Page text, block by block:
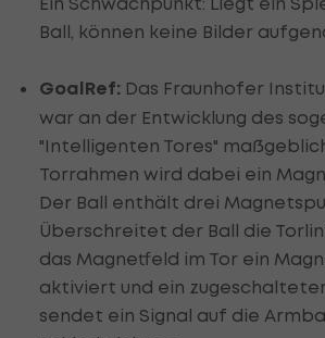
Ball, können keine Bilder
GoalRef: Das Fraunhofer
war an der Entwicklung des
"Intelligenten Tores"
Torrahmen wird dabei ein
Der Ball enthält drei
Überschreitet der Ball die
das Magnetfeld im Tor ein
aktiviert und ein
sendet ein Signal auf die